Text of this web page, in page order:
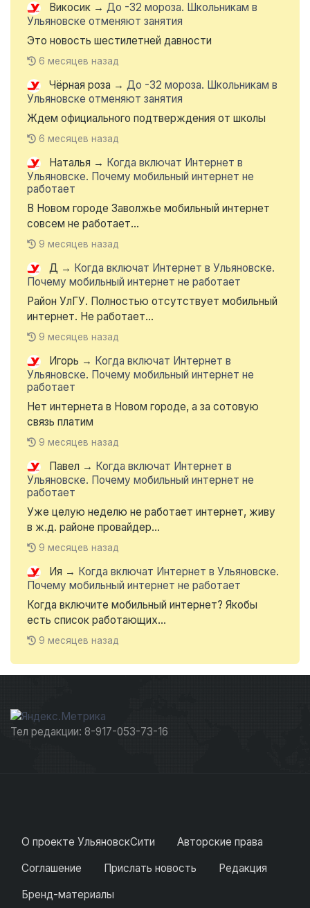
Викосик → До -32 мороза. Школьникам в
Ульяновске отменяют занятия
Это новость шестилетней давности
6 месяцев назад
Чёрная роза → До -32 мороза. Школьникам в
Ульяновске отменяют занятия
Ждем официального подтверждения от школы
6 месяцев назад
Наталья → Когда включат Интернет в
Ульяновске. Почему мобильный интернет не
работает
В Новом городе Заволжье мобильный интернет
совсем не работает...
9 месяцев назад
Д → Когда включат Интернет в Ульяновске.
Почему мобильный интернет не работает
Район УлГУ. Полностью отсутствует мобильный
интернет. Не работает...
9 месяцев назад
Игорь → Когда включат Интернет в
Ульяновске. Почему мобильный интернет не
работает
Нет интернета в Новом городе, а за сотовую
связь платим
9 месяцев назад
Павел → Когда включат Интернет в
Ульяновске. Почему мобильный интернет не
работает
Уже целую неделю не работает интернет, живу
в ж.д. районе провайдер...
9 месяцев назад
Ия → Когда включат Интернет в Ульяновске.
Почему мобильный интернет не работает
Когда включите мобильный интернет? Якобы
есть список работающих...
9 месяцев назад
Тел редакции: 8-917-053-73-16
О проекте УльяновскСити
Авторские права
Соглашение
Прислать новость
Редакция
Бренд-материалы